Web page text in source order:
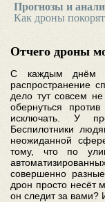
Прогнозы и
Как дроны
Отчего дроны
С каждым днём
распространение
дело тут совсем
обернуться
исключать. У
Беспилотники
неожиданной
тому, что по
совершенно
дрон просто несёт
он следит за вами?